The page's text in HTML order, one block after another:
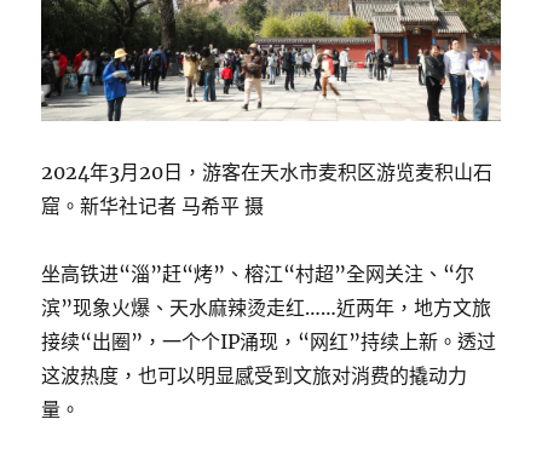
2024年3月20日，游客在天水市麦积区游览麦积山石
窟。新华社记者 马希平 摄
坐高铁进“淄”赶“烤”、榕江“村超”全网关注、“尔
滨”现象火爆、天水麻辣烫走红……近两年，地方文旅
接续“出圈”，一个个IP涌现，“网红”持续上新。透过
这波热度，也可以明显感受到文旅对消费的撬动力
量。